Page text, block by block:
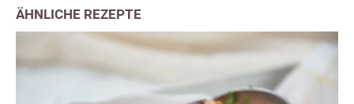
ÄHNLICHE REZEPTE